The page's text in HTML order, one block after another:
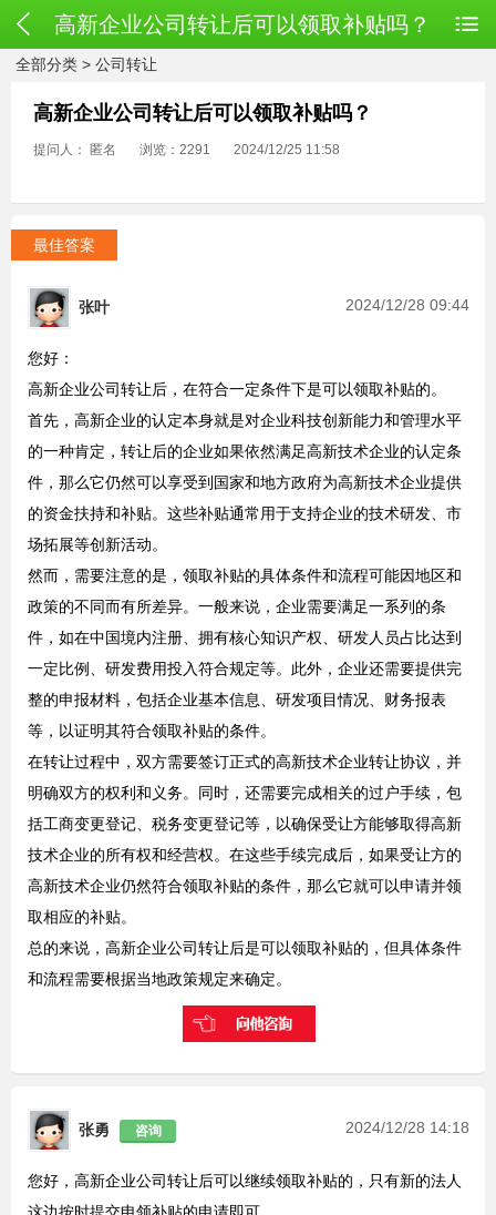
高新企业公司转让后可以领取补贴吗？
全部分类 > 公司转让
高新企业公司转让后可以领取补贴吗？
提问人： 匿名 浏览：2291 2024/12/25 11:58
最佳答案
张叶 2024/12/28 09:44
您好：
高新企业公司转让后，在符合一定条件下是可以领取补贴的。
首先，高新企业的认定本身就是对企业科技创新能力和管理水平
的一种肯定，转让后的企业如果依然满足高新技术企业的认定条
件，那么它仍然可以享受到国家和地方政府为高新技术企业提供
的资金扶持和补贴。这些补贴通常用于支持企业的技术研发、市
场拓展等创新活动。
然而，需要注意的是，领取补贴的具体条件和流程可能因地区和
政策的不同而有所差异。一般来说，企业需要满足一系列的条
件，如在中国境内注册、拥有核心知识产权、研发人员占比达到
一定比例、研发费用投入符合规定等。此外，企业还需要提供完
整的申报材料，包括企业基本信息、研发项目情况、财务报表
等，以证明其符合领取补贴的条件。
在转让过程中，双方需要签订正式的高新技术企业转让协议，并
明确双方的权利和义务。同时，还需要完成相关的过户手续，包
括工商变更登记、税务变更登记等，以确保受让方能够取得高新
技术企业的所有权和经营权。在这些手续完成后，如果受让方的
高新技术企业仍然符合领取补贴的条件，那么它就可以申请并领
取相应的补贴。
总的来说，高新企业公司转让后是可以领取补贴的，但具体条件
和流程需要根据当地政策规定来确定。
张勇 咨询 2024/12/28 14:18
您好，高新企业公司转让后可以继续领取补贴的，只有新的法人
这边按时提交申领补贴的申请即可。